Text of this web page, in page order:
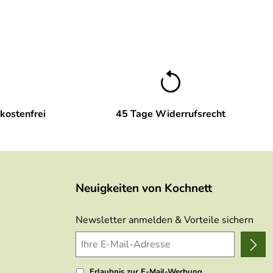
45 Tage Widerrufsrecht
Neuigkeiten von Kochnett
Newsletter anmelden & Vorteile sichern